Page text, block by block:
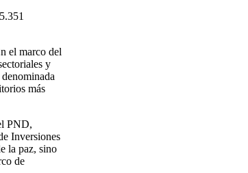
el marco del
y
más
PND,
Inversiones
la paz, sino
de